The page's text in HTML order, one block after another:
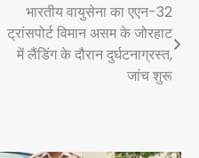
भारतीय वायुसेना का एएन-32
ट्रांसपोर्ट विमान असम के जोरहाट
में लैंडिंग के दौरान दुर्घटनाग्रस्त,
जांच शुरू